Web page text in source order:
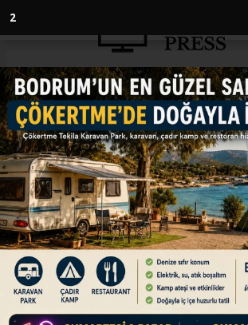
1
Anasayfa DÜNYA
Papa Franciscus'un
töreni cumartesi
yapılacak
DÜNYA
22.04.2025 - 11:34, Güncelleme:
12 yıldır Katoliklerin ruhani
yürüten, Vatikan Devlet Başkanı
Franciscus için cenaze töreni 26